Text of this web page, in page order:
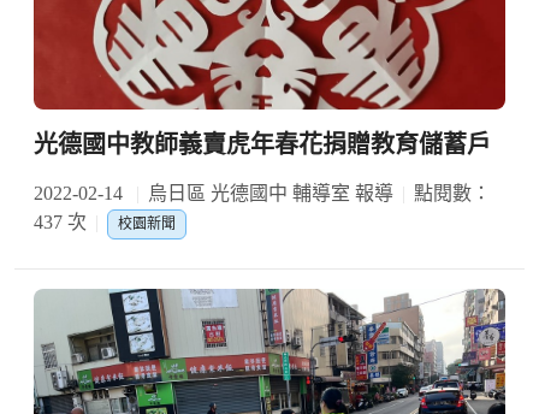
光德國中教師義賣虎年春花捐贈教育儲蓄戶
2022-02-14 烏日區 光德國中 輔導室 報導
點閱數：
437 次
校園新聞